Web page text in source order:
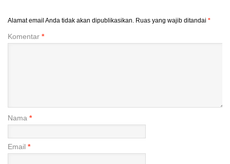
Alamat email Anda tidak akan dipublikasikan. Ruas yang wajib ditandai *
Komentar *
Nama *
Email *